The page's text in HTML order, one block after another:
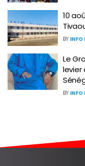
10
BY INFO
Le
levier
BY INFO